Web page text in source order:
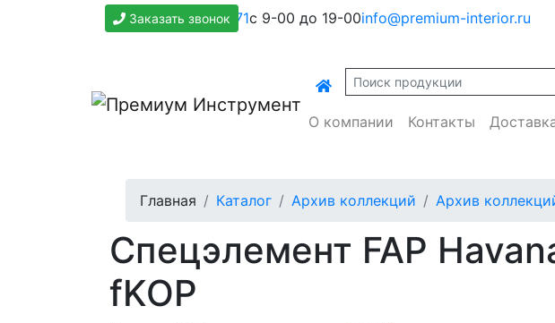
+7(800)500-1271с 9-00 до 19-00info@premium-interior.ru
Заказать звонок
О компании Контакты
Главная Каталог Архив коллекций Архив
Спецэлемент FAP
fKOP